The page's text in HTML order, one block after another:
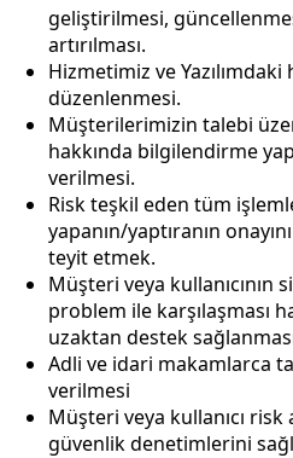
geliştirilmesi,
artırılması.
Hizmetimiz ve
düzenlenmesi.
Müşterilerimizin talebi
hakkında bilgilendirme
verilmesi.
Risk teşkil eden tüm
yapanın/yaptıranın
teyit etmek.
Müşteri veya
problem ile karşılaşması
uzaktan destek
Adli ve idari makamlarca
verilmesi
Müşteri veya kullanıcı
güvenlik denetimlerini